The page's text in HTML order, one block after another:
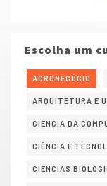
Escolha um
AGRONEGÓCIO
ARQUITETURA E
CIÊNCIA DA
CIÊNCIA E
CIÊNCIAS